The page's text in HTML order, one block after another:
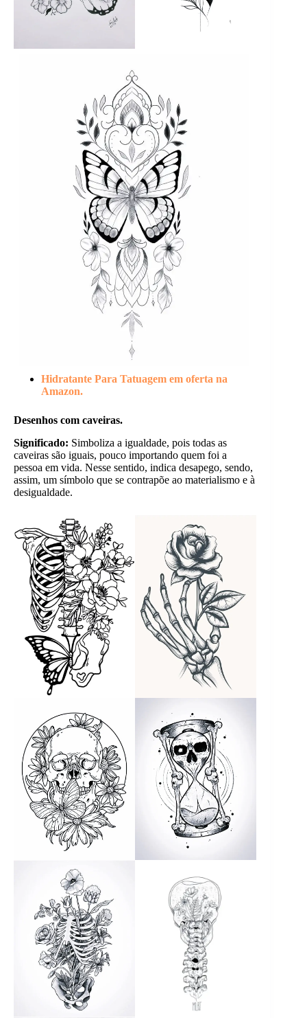
Hidratante Para Tatuagem em oferta na
Amazon.
Desenhos com caveiras.
Significado: Simboliza a igualdade, pois todas as
caveiras são iguais, pouco importando quem foi a
pessoa em vida. Nesse sentido, indica desapego, sendo,
assim, um símbolo que se contrapõe ao materialismo e à
desigualdade.